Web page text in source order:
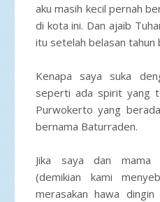
aku masih kecil pernah
di kota ini. Dan ajaib
itu setelah belasan tahun
Kenapa saya suka
seperti ada spirit yang
Purwokerto yang
bernama Baturraden.
Jika saya dan mama
(demikian kami
merasakan hawa